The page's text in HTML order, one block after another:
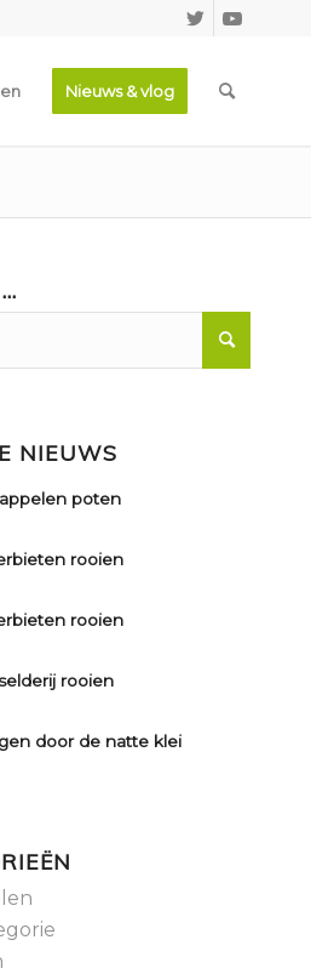
Nieuws & vlog
NIEUWS
poten
rooien
rooien
rooien
door de natte klei